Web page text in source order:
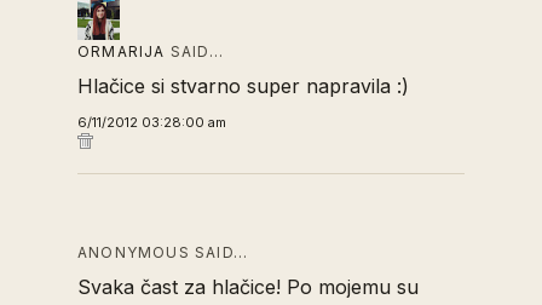
ORMARIJA SAID…
Hlačice si stvarno super napravila :)
6/11/2012 03:28:00 am
ANONYMOUS SAID…
Svaka čast za hlačice! Po mojemu su